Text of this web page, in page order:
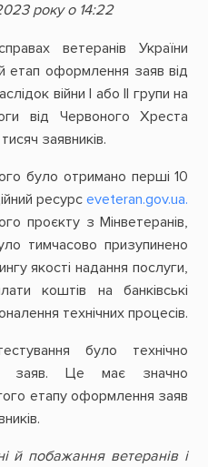
року о 14:22
ветеранів України
етап оформлення заяв від
війни І або ІІ групи на
від Червоного Хреста
заявників.
було отримано перші 10
ресурсeveteran.gov.ua.
проєкту з Мінветеранів,
тимчасово призупинено
якості надання послуги,
коштів на банківські
технічних процесів.
було технічно
заяв. Це має значно
етапу оформлення заяв
й побажання ветеранів і